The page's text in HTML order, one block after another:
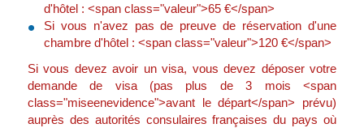
d'hôtel : <span class="valeur">65 €</span>
Si vous n'avez pas de preuve de réservation d'une
chambre d'hôtel : <span class="valeur">120 €</span>
Si vous devez avoir un visa, vous devez déposer votre
demande de visa (pas plus de 3 mois <span
class="miseenevidence">avant le départ</span> prévu)
auprès des autorités consulaires françaises du pays où